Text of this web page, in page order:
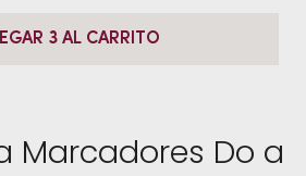
3 AL CARRITO
Marcadores Do a